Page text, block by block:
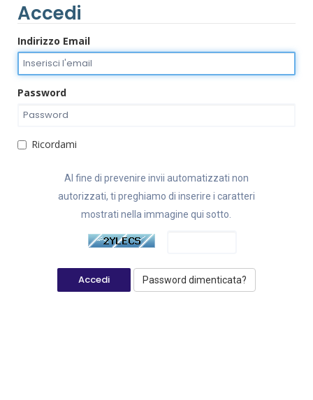
Accedi
Indirizzo Email
Password
Ricordami
Al fine di prevenire invii automatizzati non
autorizzati, ti preghiamo di inserire i caratteri
mostrati nella immagine qui sotto.
Password dimenticata?